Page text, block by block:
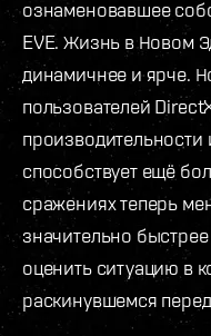
ознаменовавшее
EVE. Жизнь в Новом
динамичнее и ярче.
пользователей
производительности
способствует ещё
сражениях теперь
значительно
оценить ситуацию в
раскинувшемся